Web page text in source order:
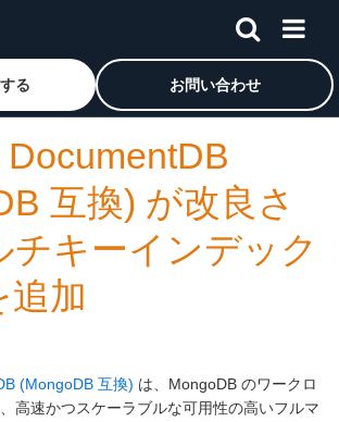
動
ウェブ サービスのホームページに戻るには、こ
る お問い合わせ
互換) が改良さ
チキーインデック
追加
(MongoDB 互換) は、MongoDB のワークロ
高速かつスケーラブルな可用性の高いフルマ